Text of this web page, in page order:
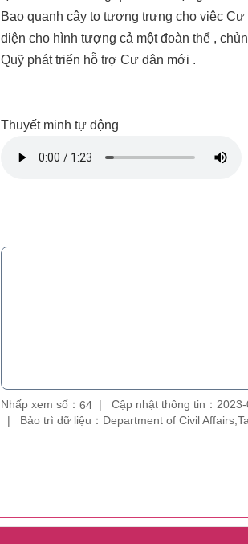
Bao quanh cây to tượng trưng cho việc
diện cho hình tượng cả một đoàn thể ,
Quỹ phát triển hỗ trợ Cư dân mới .
Thuyết minh tự động
Nhấp xem số： 64 Cập nhật thông tin：
Bảo trì dữ liệu：Department of Civil